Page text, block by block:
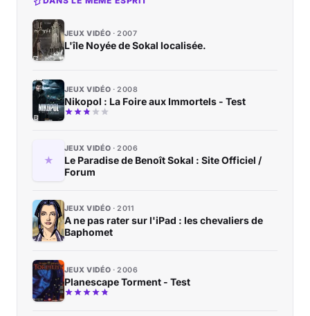
JEUX VIDÉO 2007
L'île Noyée de Sokal localisée.
JEUX VIDÉO 2008
Nikopol : La Foire aux Immortels - Test
JEUX VIDÉO 2006
Le Paradise de Benoît Sokal : Site Officiel /
Forum
JEUX VIDÉO 2011
A ne pas rater sur l'iPad : les chevaliers de
Baphomet
JEUX VIDÉO 2006
Planescape Torment - Test